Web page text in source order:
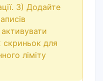
3) Додайте
скриньок для
ліміту